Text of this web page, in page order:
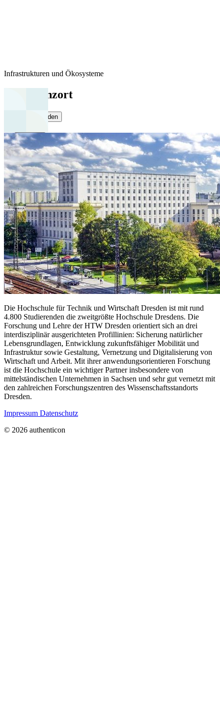
Infrastrukturen und Ökosysteme
Konferenzort
HTW Dresden
Die Hochschule für Technik und Wirtschaft Dresden ist mit rund
4.800 Studierenden die zweitgrößte Hochschule Dresdens. Die
Forschung und Lehre der HTW Dresden orientiert sich an drei
interdisziplinär ausgerichteten Profillinien: Sicherung natürlicher
Lebensgrundlagen, Entwicklung zukunftsfähiger Mobilität und
Infrastruktur sowie Gestaltung, Vernetzung und Digitalisierung von
Wirtschaft und Arbeit. Mit ihrer anwendungsorientieren Forschung
ist die Hochschule ein wichtiger Partner insbesondere von
mittelständischen Unternehmen in Sachsen und sehr gut vernetzt mit
den zahlreichen Forschungszentren des Wissenschaftsstandorts
Dresden.
Impressum Datenschutz
© 2026 authenticon